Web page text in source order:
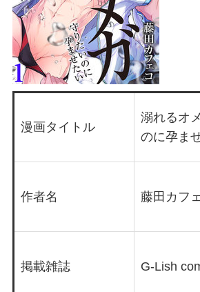
漫画タイトル
溺れるオ
のに孕ま
作者名 藤田カフ
掲載雑誌 G-Lish